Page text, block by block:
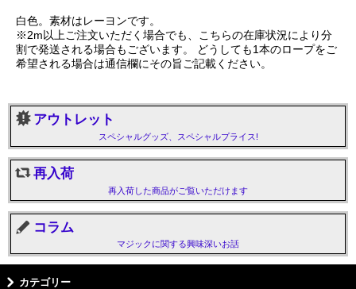
白色。素材はレーヨンです。
※2m以上ご注文いただく場合でも、こちらの在庫状況により分
割で発送される場合もございます。 どうしても1本のロープをご
希望される場合は通信欄にその旨ご記載ください。
アウトレット
スペシャルグッズ、スペシャルプライス!
再入荷
再入荷した商品がご覧いただけます
コラム
マジックに関する興味深いお話
カテゴリー